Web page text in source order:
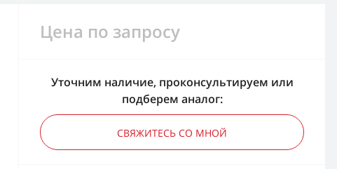
Цена по запросу
Уточним наличие, проконсультируем или
подберем аналог:
СВЯЖИТЕСЬ СО МНОЙ